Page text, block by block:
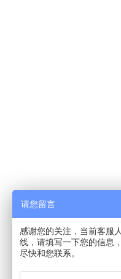
请您留言
感谢您的关注，当前客服
线，请填写一下您的信息
尽快和您联系。